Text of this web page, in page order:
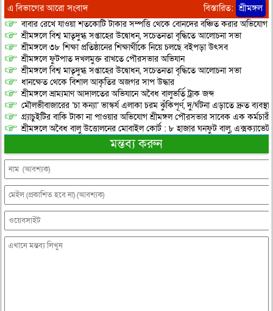
এ বিভাগের আরো সংবাদ বিস্তারিত: শ্রীমঙ্গল
বাবার রেখে যাওয়া শতকোটি টাকার সম্পত্তি থেকে বোনদের বঞ্চিত করার অভিযোগ
শ্রীমঙ্গলে বিশ্ব মাতৃদুগ্ধ সপ্তাহের উদ্বোধন, সচেতনতা বৃদ্ধিতে আলোচনা সভা
শ্রীমঙ্গলে ৩৮ শিক্ষা প্রতিষ্ঠানের শিক্ষার্থীকে নিয়ে চলছে বইপড়া উৎসব
শ্রীমঙ্গলে ফুটপাত দখলমুক্ত রাখতে পৌরসভার অভিযান
শ্রীমঙ্গলে বিশ্ব মাতৃদুগ্ধ সপ্তাহের উদ্বোধন, সচেতনতা বৃদ্ধিতে আলোচনা সভা
ধানক্ষেত থেকে বিশাল আকৃতির অজগর সাপ উদ্ধার
শ্রীমঙ্গলে ভ্রাম্যমাণ আদালতের অভিযানে অবৈধ বালুভর্তি ট্রাক জব্দ
মৌলভীবাজারের ‘চা কন্যা’ ভাস্কর্য এলাকা চরম ঝুঁকিপূর্ণ, দু/র্ঘটনা এড়াতে দ্রুত ব্যবস্থা
গ্র্যাচুইটির বাকি টাকা না পাওয়ার অভিযোগ শ্রীমঙ্গল পৌরসভার সাবেক এক
শ্রীমঙ্গলে অবৈধ বালু উত্তোলনের মোবাইল কোর্ট : ৮ হাজার ঘনফুট বালু,
মন্তব্য করুন